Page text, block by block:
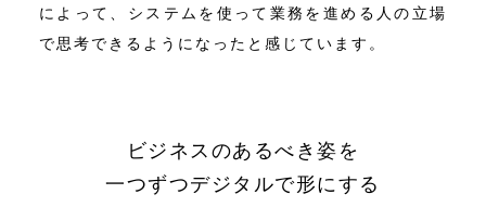
によって、システムを使って業務を進める人の立場
で思考できるようになったと感じています。
ビジネスのあるべき姿を
一つずつデジタルで形にする